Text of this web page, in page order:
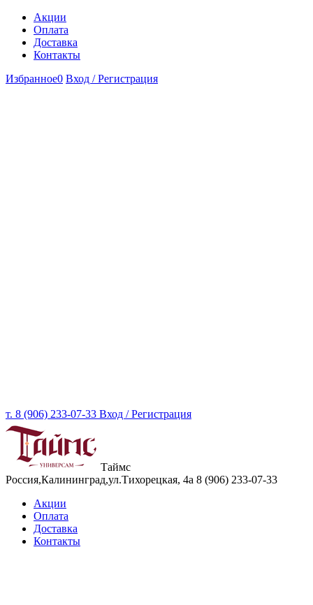
Акции
Оплата
Доставка
Контакты
Избранное0 Вход / Регистрация
т. 8 (906) 233-07-33 Вход / Регистрация
Таймс
Россия,Калининград,ул.Тихорецкая, 4а 8 (906) 233-07-33
Акции
Оплата
Доставка
Контакты